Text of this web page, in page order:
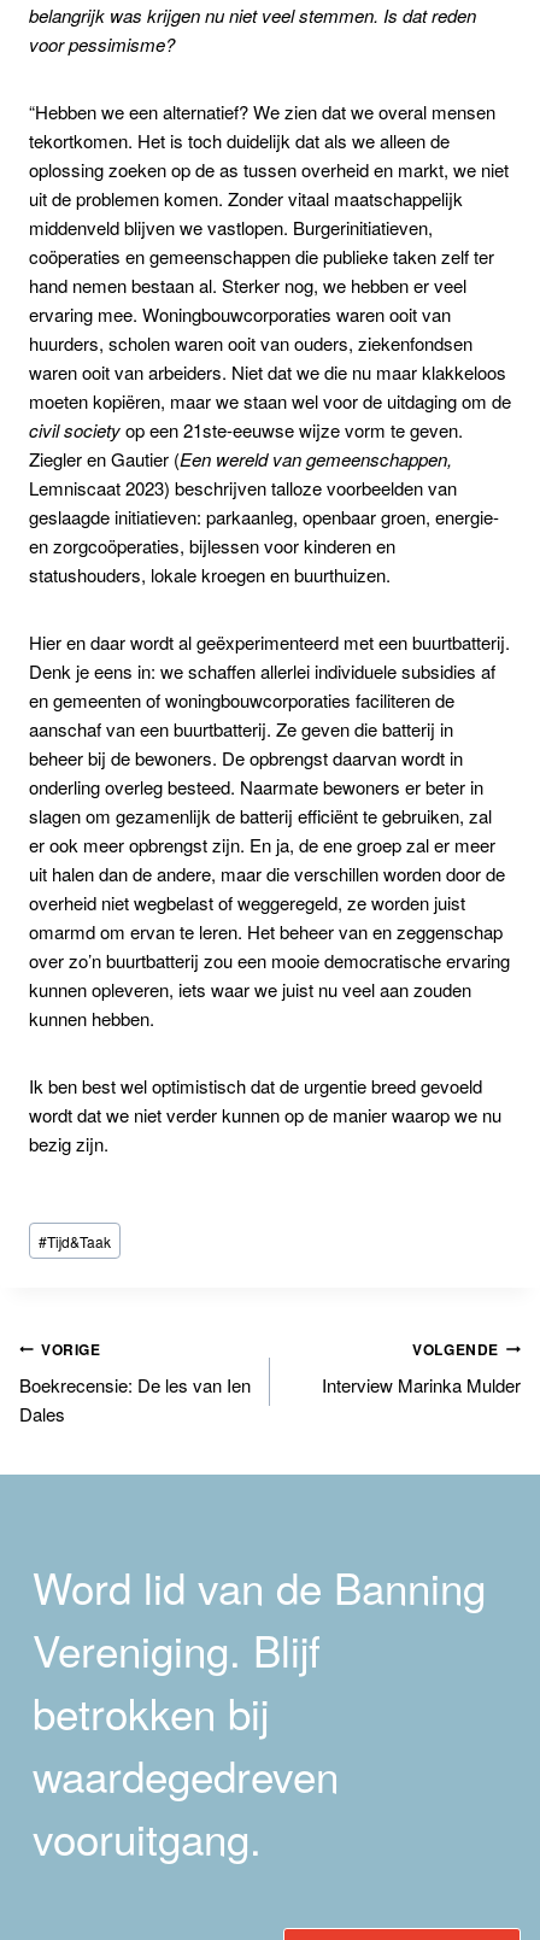
belangrijk was krijgen nu niet veel stemmen. Is dat reden
voor pessimisme?
“Hebben we een alternatief? We zien dat we overal mensen
tekortkomen. Het is toch duidelijk dat als we alleen de
oplossing zoeken op de as tussen overheid en markt, we niet
uit de problemen komen. Zonder vitaal maatschappelijk
middenveld blijven we vastlopen. Burgerinitiatieven,
coöperaties en gemeenschappen die publieke taken zelf ter
hand nemen bestaan al. Sterker nog, we hebben er veel
ervaring mee. Woningbouwcorporaties waren ooit van
huurders, scholen waren ooit van ouders, ziekenfondsen
waren ooit van arbeiders. Niet dat we die nu maar klakkeloos
moeten kopiëren, maar we staan wel voor de uitdaging om de
civilsocietyop een 21ste-eeuwse wijze vorm te geven.
Ziegler en Gautier (Een wereld van gemeenschappen,
Lemniscaat 2023) beschrijven talloze voorbeelden van
geslaagde initiatieven: parkaanleg, openbaar groen, energie-
en zorgcoöperaties, bijlessen voor kinderen en
statushouders, lokale kroegen en buurthuizen.
Hier en daar wordt al geëxperimenteerd met een buurtbatterij.
Denk je eens in: we schaffen allerlei individuele subsidies af
en gemeenten of woningbouwcorporaties faciliteren de
aanschaf van een buurtbatterij. Ze geven die batterij in
beheer bij de bewoners. De opbrengst daarvan wordt in
onderling overleg besteed. Naarmate bewoners er beter in
slagen om gezamenlijk de batterij efficiënt te gebruiken, zal
er ook meer opbrengst zijn. En ja, de ene groep zal er meer
uit halen dan de andere, maar die verschillen worden door de
overheid niet wegbelast of weggeregeld, ze worden juist
omarmd om ervan te leren. Het beheer van en zeggenschap
over zo’n buurtbatterij zou een mooie democratische ervaring
kunnen opleveren, iets waar we juist nu veel aan zouden
kunnen hebben.
Ik ben best wel optimistisch dat de urgentie breed gevoeld
wordt dat we niet verder kunnen op de manier waarop we nu
bezig zijn.
Bericht
tags:
#Tijd&Taak
Bericht
navigatie
VORIGE
Boekrecensie: De les van Ien
Dales
VOLGENDE
Interview Marinka Mulder
Word lid van de Banning
Vereniging. Blijf
betrokken bij
waardegedreven
vooruitgang.